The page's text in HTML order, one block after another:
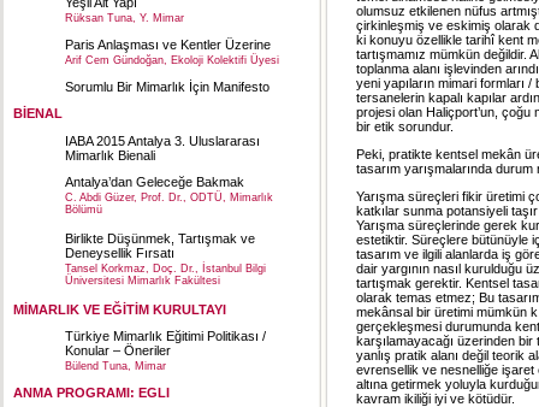
Rüksan Tuna, Y. Mimar
Paris Anlaşması ve Kentler Üzerine
Arif Cem Gündoğan, Ekoloji Kolektifi Üyesi
Sorumlu Bir Mimarlık İçin Manifesto
BİENAL
IABA 2015 Antalya 3. Uluslararası
Mimarlık Bienali
Antalya’dan Geleceğe Bakmak
C. Abdi Güzer, Prof. Dr., ODTÜ, Mimarlık
Bölümü
Birlikte Düşünmek, Tartışmak ve
Deneysellik Fırsatı
Tansel Korkmaz, Doç. Dr., İstanbul Bilgi
Üniversitesi Mimarlık Fakültesi
MİMARLIK VE EĞİTİM KURULTAYI
Türkiye Mimarlık Eğitimi Politikası /
Konular – Öneriler
Bülend Tuna, Mimar
ANMA PROGRAMI: EGLI
olumsuz etkilenen nüfus
çirkinleşmiş ve eskimiş olarak
ki konuyu özellikle tarihî kent
tartışmamız mümkün değildir.
toplanma alanı işlevinden
yeni yapıların mimari formları /
tersanelerin kapalı kapılar
projesi olan Haliçport’un, çoğu
bir etik sorundur.
Peki, pratikte kentsel mekân
tasarım yarışmalarında durum
Yarışma süreçleri fikir üretimi
katkılar sunma potansiyeli
Yarışma süreçlerinde gerek
estetiktir. Süreçlere bütünüyle
tasarım ve ilgili alanlarda iş
dair yargının nasıl kurulduğu
tartışmak gerektir. Kentsel
olarak temas etmez; Bu
mekânsal bir üretimi mümkün
gerçekleşmesi durumunda
karşılamayacağı üzerinden
yanlış pratik alanı değil teorik
evrensellik ve nesnelliğe işaret
altına getirmek yoluyla
kavram ikiliği iyi ve kötüdür.